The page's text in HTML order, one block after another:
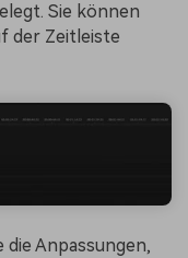
Sie können
der Zeitleiste
Anpassungen,